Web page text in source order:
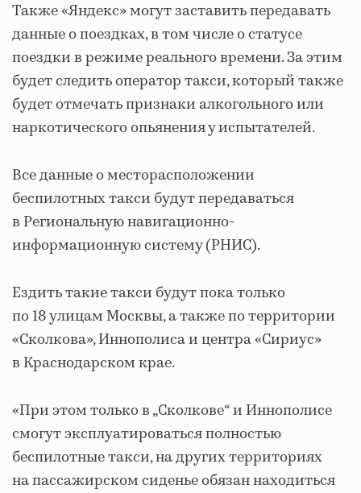
Также «Яндекс» могут заставить передавать
данные о поездках, в том числе о статусе
поездки в режиме реального времени. За этим
будет следить оператор такси, который также
будет отмечать признаки алкогольного или
наркотического опьянения у испытателей.
Все данные о месторасположении
беспилотных такси будут передаваться
в Региональную навигационно-
информационную систему (РНИС).
Ездить такие такси будут пока только
по 18 улицам Москвы, а также по территории
«Сколкова», Иннополиса и центра «Сириус»
в Краснодарском крае.
«При этом только в „Сколкове“ и Иннополисе
смогут эксплуатироваться полностью
беспилотные такси, на других территориях
на пассажирском сиденье обязан находиться